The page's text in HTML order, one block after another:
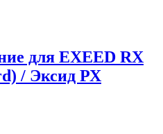
для EXEED RX
/ Эксид РХ